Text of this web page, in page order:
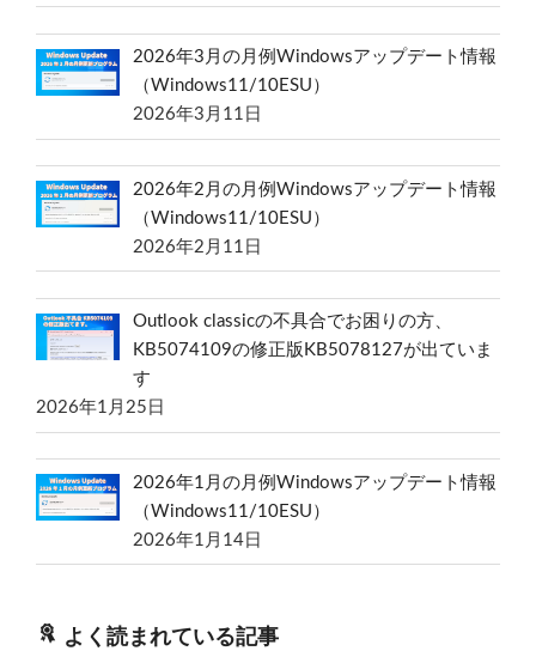
2026年3月の月例Windowsアップデート情報
（Windows11/10ESU）
2026年3月11日
2026年2月の月例Windowsアップデート情報
（Windows11/10ESU）
2026年2月11日
Outlook classicの不具合でお困りの方、
KB5074109の修正版KB5078127が出ていま
す
2026年1月25日
2026年1月の月例Windowsアップデート情報
（Windows11/10ESU）
2026年1月14日
よく読まれている記事